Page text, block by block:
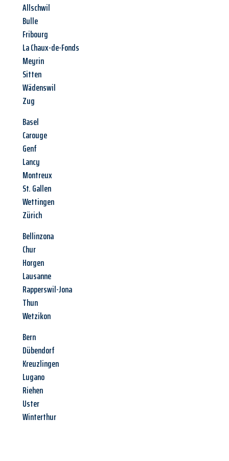
Allschwil
Bulle
Fribourg
La Chaux-de-Fonds
Meyrin
Sitten
Wädenswil
Zug
Basel
Carouge
Genf
Lancy
Montreux
St. Gallen
Wettingen
Zürich
Bellinzona
Chur
Horgen
Lausanne
Rapperswil-Jona
Thun
Wetzikon
Bern
Dübendorf
Kreuzlingen
Lugano
Riehen
Uster
Winterthur